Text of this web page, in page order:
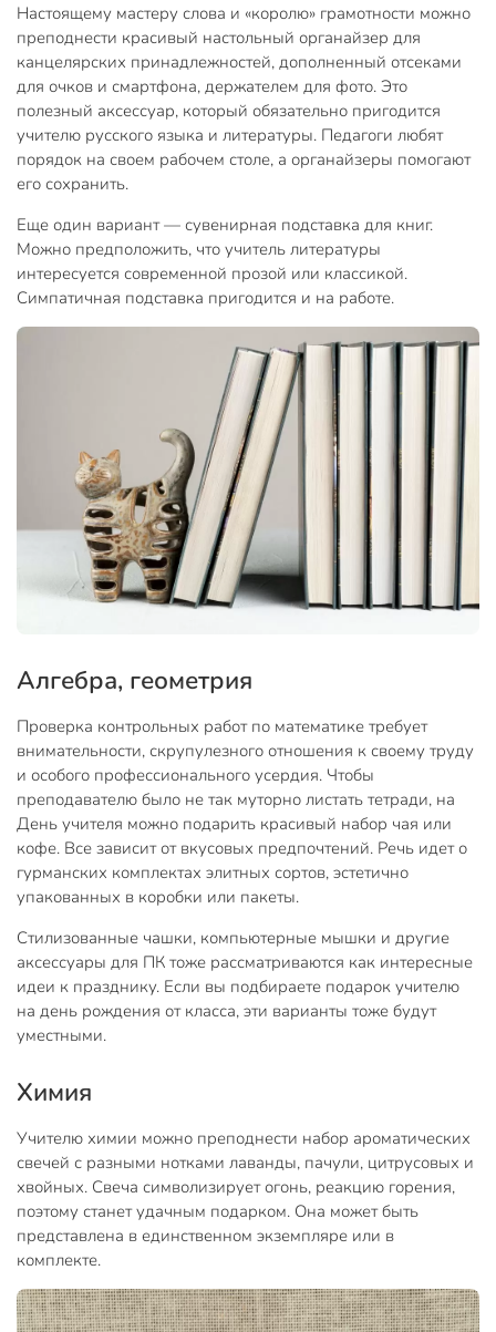
Настоящему мастеру слова и «королю» грамотности можно
преподнести красивый настольный органайзер для
канцелярских принадлежностей, дополненный отсеками
для очков и смартфона, держателем для фото. Это
полезный аксессуар, который обязательно пригодится
учителю русского языка и литературы. Педагоги любят
порядок на своем рабочем столе, а органайзеры помогают
его сохранить.
Еще один вариант — сувенирная подставка для книг.
Можно предположить, что учитель литературы
интересуется современной прозой или классикой.
Симпатичная подставка пригодится и на работе.
Алгебра, геометрия
Проверка контрольных работ по математике требует
внимательности, скрупулезного отношения к своему труду
и особого профессионального усердия. Чтобы
преподавателю было не так муторно листать тетради, на
День учителя можно подарить красивый набор чая или
кофе. Все зависит от вкусовых предпочтений. Речь идет о
гурманских комплектах элитных сортов, эстетично
упакованных в коробки или пакеты.
Стилизованные чашки, компьютерные мышки и другие
аксессуары для ПК тоже рассматриваются как интересные
идеи к празднику. Если вы подбираете подарок учителю
на день рождения от класса, эти варианты тоже будут
уместными.
Химия
Учителю химии можно преподнести набор ароматических
свечей с разными нотками лаванды, пачули, цитрусовых и
хвойных. Свеча символизирует огонь, реакцию горения,
поэтому станет удачным подарком. Она может быть
представлена в единственном экземпляре или в
комплекте.